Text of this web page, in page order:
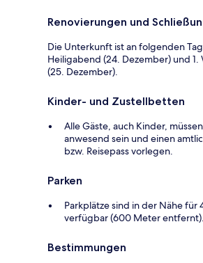
Renovierungen und
Die Unterkunft ist an folgenden
Heiligabend (24. Dezember) und
(25. Dezember).
Kinder- und Zustellbetten
Alle Gäste, auch Kinder,
anwesend sein und einen
bzw. Reisepass vorlegen.
Parken
Parkplätze sind in der Nähe für
verfügbar (600 Meter entfernt).
Bestimmungen